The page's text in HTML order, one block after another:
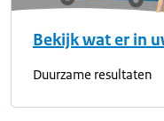
Bekijk wat er in
Duurzame resultaten